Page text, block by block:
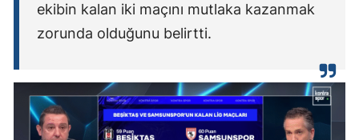
ekibin kalan iki maçını mutlaka kazanmak
zorunda olduğunu belirtti.